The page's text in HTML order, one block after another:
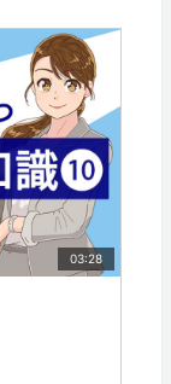
03:28